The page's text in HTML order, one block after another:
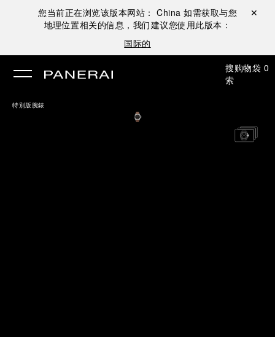
您当前正在浏览该版本网站： China 如需获取与您
地理位置相关的信息，我们建议您使用此版本：
国际的
关闭 ✕
搜
索
购物袋 0
特別版腕錶